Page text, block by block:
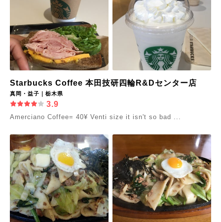
Starbucks Coffee 本田技研四輪R&Dセンター店
真岡・益子｜栃木県
3.9
Amerciano Coffee= 40¥ Venti size it isn't so bad ...